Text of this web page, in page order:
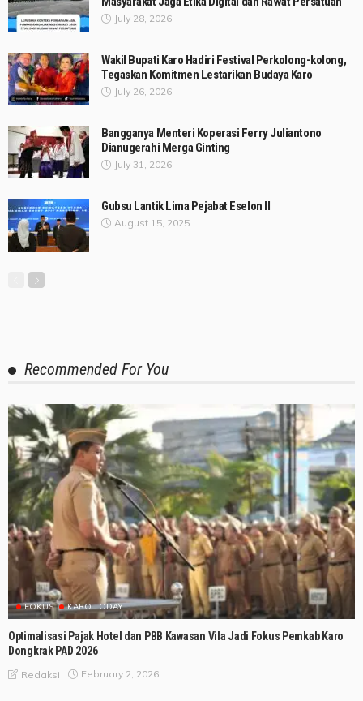
July 28, 2026
Wakil Bupati Karo Hadiri Festival Perkolong-kolong,
Tegaskan Komitmen Lestarikan Budaya Karo
July 26, 2026
Bangganya Menteri Koperasi Ferry Juliantono
Dianugerahi Merga Ginting
July 31, 2026
Gubsu Lantik Lima Pejabat Eselon II
August 15, 2025
Recommended For You
FOKUS KARO TODAY
Optimalisasi Pajak Hotel dan PBB Kawasan Vila Jadi Fokus Pemkab Karo
Dongkrak PAD 2026
Redaksi February 2, 2026